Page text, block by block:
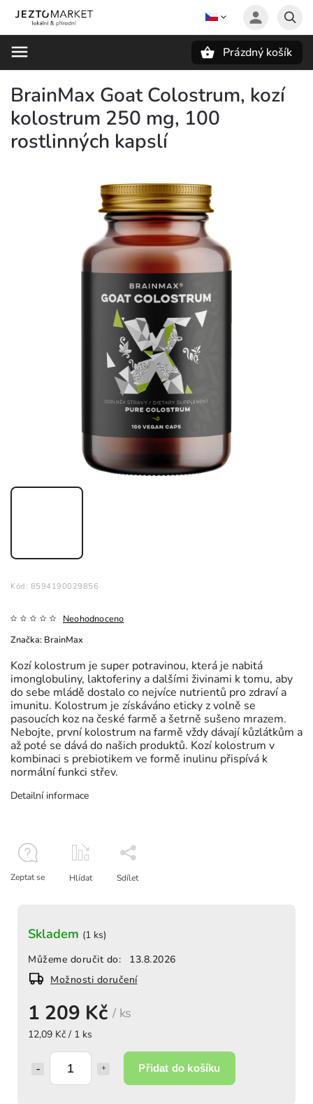
Prázdný košík
BrainMax Goat Colostrum, kozí
kolostrum 250 mg, 100
rostlinných kapslí
Kód: 8594190029856
Neohodnoceno
Značka: BrainMax
1 209 Kč/ ks
12,09 Kč / 1 ks
Přidat do košíku
Skladem (1 ks)
Můžeme doručit do:
13.8.2026
Možnosti doručení
Kozí kolostrum je super potravinou, která je nabitá
imonglobuliny, laktoferiny a dalšími živinami k tomu, aby
do sebe mládě dostalo co nejvíce nutrientů pro zdraví a
imunitu. Kolostrum je získáváno eticky z volně se
pasoucích koz na české farmě a šetrně sušeno mrazem.
Nebojte, první kolostrum na farmě vždy dávají kůzlátkům a
až poté se dává do našich produktů. Kozí kolostrum v
kombinaci s prebiotikem ve formě inulinu přispívá k
normální funkci střev.
Detailní informace
Zeptat se Hlídat Sdílet